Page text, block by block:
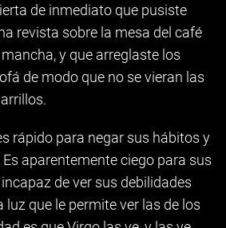
de inmediato que pusiste
revista sobre la mesa del café
y que arreglaste los
de modo que no se vieran las
rápido para negar sus hábitos y
aparentemente ciego para sus
de ver sus debilidades
que le permite ver las de los